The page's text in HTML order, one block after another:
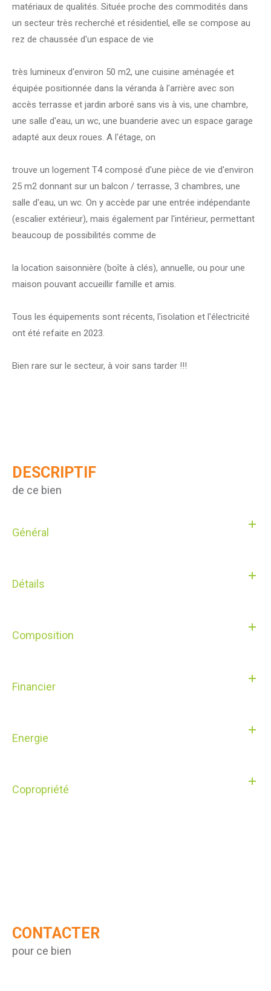
matériaux de qualités. Située proche des commodités dans
un secteur très recherché et résidentiel, elle se compose au
rez de chaussée d'un espace de vie
très lumineux d'environ 50 m2, une cuisine aménagée et
équipée positionnée dans la véranda à l'arrière avec son
accès terrasse et jardin arboré sans vis à vis, une chambre,
une salle d'eau, un wc, une buanderie avec un espace garage
adapté aux deux roues. A l'étage, on
trouve un logement T4 composé d'une pièce de vie d'environ
25 m2 donnant sur un balcon / terrasse, 3 chambres, une
salle d'eau, un wc. On y accède par une entrée indépendante
(escalier extérieur), mais également par l'intérieur, permettant
beaucoup de possibilités comme de
la location saisonnière (boîte à clés), annuelle, ou pour une
maison pouvant accueillir famille et amis.
Tous les équipements sont récents, l'isolation et l'électricité
ont été refaite en 2023.
Bien rare sur le secteur, à voir sans tarder !!!
DESCRIPTIF
de ce bien
Général
Détails
Composition
Financier
Energie
Copropriété
CONTACTER
pour ce bien